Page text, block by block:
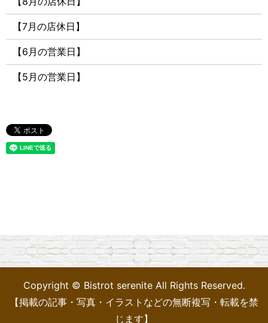
【7月の店休日】
【6月の営業日】
【5月の営業日】
Copyright © Bistrot serenite All Rights Reserved.
【掲載の記事・写真・イラストなどの無断複写・転載を禁
じます】